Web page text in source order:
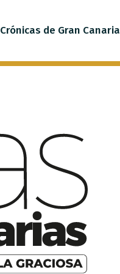
Crónicas de Gran Canaria